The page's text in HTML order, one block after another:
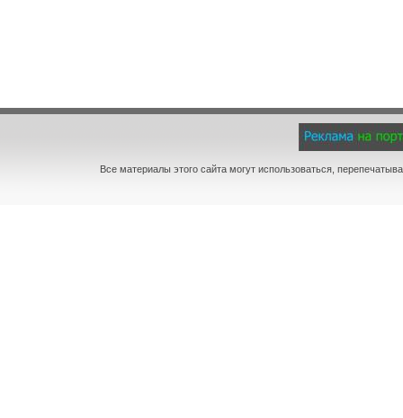
Все материалы этого сайта могут использоваться,